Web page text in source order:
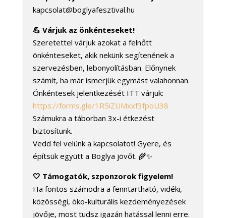
kapcsolat@boglyafesztival.hu
💪 Várjuk az önkénteseket!
Szeretettel várjuk azokat a felnőtt
önkénteseket, akik nekünk segítenének a
szervezésben, lebonyolításban. Előnynek
számít, ha már ismerjük egymást valahonnan.
Önkéntesek jelentkezését ITT várjuk:
https://forms.gle/1R5iZUMxxf3fpoU38
Számukra a táborban 3x-i étkezést
biztosítunk.
Vedd fel velünk a kapcsolatot! Gyere, és
építsük együtt a Boglya jövőt. 🌾✨
🤍 Támogatók, szponzorok figyelem!
Ha fontos számodra a fenntartható, vidéki,
közösségi, öko-kulturális kezdeményezések
jövője, most tudsz igazán hatással lenni erre.